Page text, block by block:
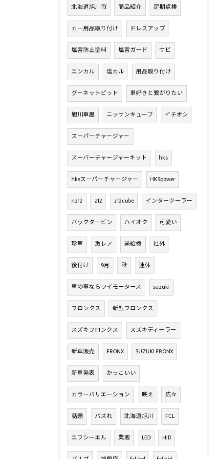
北海道旭川市 商品紹介 定期点検
カー用品取り付け ドレスアップ
塩害防止塗料 塩害ガード サビ
エンカル 塩カル 用品取り付け
グーネットピット 車好きと繋がりたい
旭川車屋 ニッサンキューブ イチオシ
スーパーチャージャー
スーパーチャージャーキット hks
hksスーパーチャージャー HKSpower
nz12 z12 z12cube インタークーラー
バックタービン ハイオク 可愛い
珍車 激レア 過給機 社外
後付け 9月 秋 連休
車の事ならワイモータース suzuki
フロンクス 新型フロンクス
スズキフロンクス スズキディーラー
新車販売 FRONX SUZUKI FRONX
新車発表 かっこいい
カラーバリエーション 映え 広々
話題 バズれ 北海道旭川 FCL.
エフシーエル 業販 LED HID